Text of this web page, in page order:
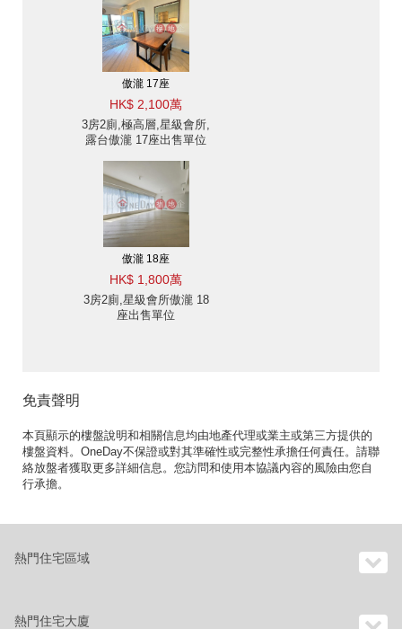
傲瀧 17座
HK$ 2,100萬
3房2廁,極高層,星級會所,
露台傲瀧 17座出售單位
傲瀧 18座
HK$ 1,800萬
3房2廁,星級會所傲瀧 18
座出售單位
免責聲明
本頁顯示的樓盤說明和相關信息均由地產代理或業主或第三方提供的
樓盤資料。OneDay不保證或對其準確性或完整性承擔任何責任。請聯
絡放盤者獲取更多詳細信息。您訪問和使用本協議內容的風險由您自
行承擔。
熱門住宅區域
熱門住宅大廈